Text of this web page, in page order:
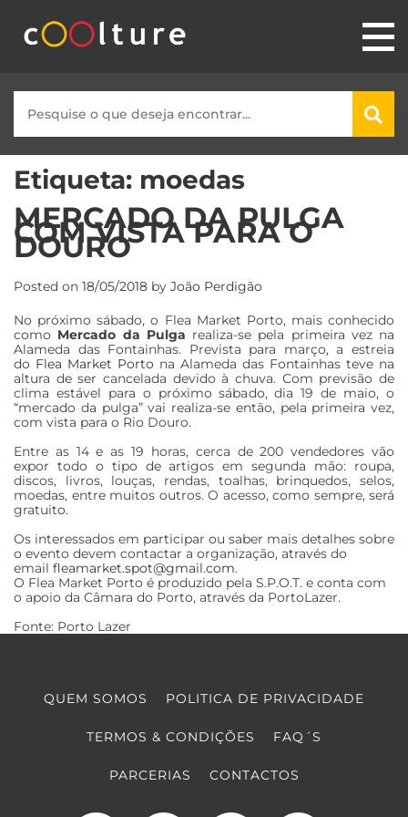
Etiqueta: moedas
MERCADO DA PULGA
COM VISTA PARA O
DOURO
Posted on 18/05/2018 by João Perdigão
No próximo sábado, o Flea Market Porto, mais conhecido
como Mercado da Pulga realiza-se pela primeira vez na
Alameda das Fontainhas. Prevista para março, a estreia
do Flea Market Porto na Alameda das Fontainhas teve na
altura de ser cancelada devido à chuva. Com previsão de
clima estável para o próximo sábado, dia 19 de maio, o
“mercado da pulga” vai realiza-se então, pela primeira vez,
com vista para o Rio Douro.
Entre as 14 e as 19 horas, cerca de 200 vendedores vão
expor todo o tipo de artigos em segunda mão: roupa,
discos, livros, louças, rendas, toalhas, brinquedos, selos,
moedas, entre muitos outros. O acesso, como sempre, será
gratuito.
Os interessados em participar ou saber mais detalhes sobre
o evento devem contactar a organização, através do
email fleamarket.spot@gmail.com.
O Flea Market Porto é produzido pela S.P.O.T. e conta com
o apoio da Câmara do Porto, através da PortoLazer.
Fonte: Porto Lazer
QUEM SOMOS POLITICA DE PRIVACIDADE
TERMOS & CONDIÇÕES FAQ´S
PARCERIAS CONTACTOS